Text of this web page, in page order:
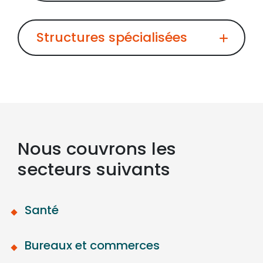
Structures spécialisées
Nous couvrons les
secteurs suivants
Santé
Bureaux et commerces